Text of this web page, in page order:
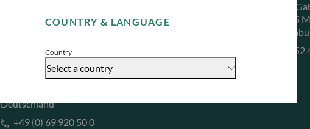
COUNTRY & LANGUAGE
Country
Select a country
Accept
40217 Düsseldorf
+49 (0) 211 239 24 01
Gallusanlage 8
Deutschland
+49 (0) 69 920 50 0
6, rue
L-5365